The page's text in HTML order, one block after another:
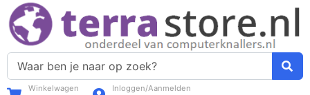
Winkelwagen Inloggen/Aanmelden